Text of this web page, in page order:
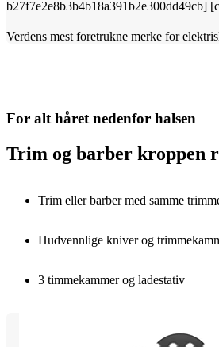
Verdens mest foretrukne merke for
For alt håret nedenfor halsen
Trim og barber kroppen
Trim eller barber med samme
Hudvennlige kniver og
3 timmekammer og ladestativ